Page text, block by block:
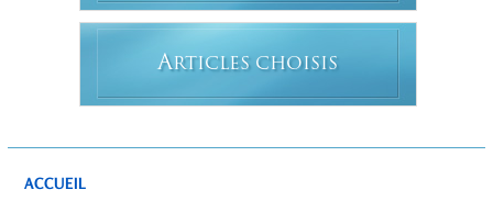
ARTICLES CHOISIS
ACCUEIL